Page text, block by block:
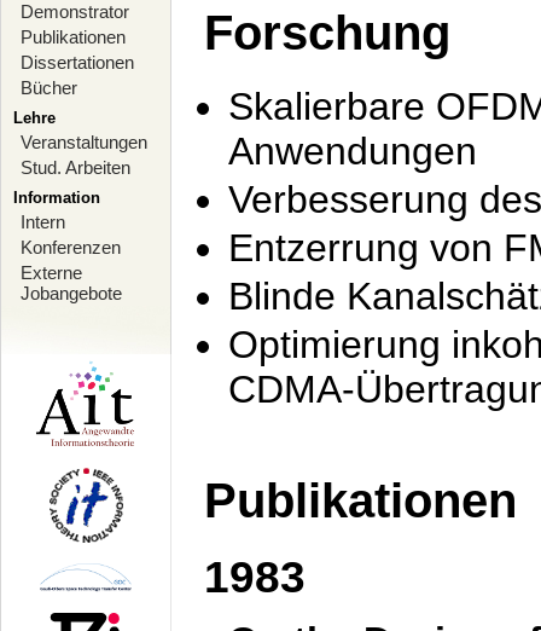
Demonstrator
Publikationen
Dissertationen
Bücher
Lehre
Veranstaltungen
Stud. Arbeiten
Information
Intern
Konferenzen
Externe
Jobangebote
Forschung
Skalierbare
Anwendungen
Verbesserung
Entzerrung von
Blinde
Optimierung
CDMA-
Publikationen
1983